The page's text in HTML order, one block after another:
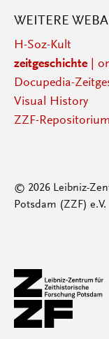
WEITERE
H-Soz-Kult
zeitgeschichte|
Docupedia-
Visual History
ZZF-Repositorium
© 2026 Leibniz-
Potsdam (ZZF) e.V.